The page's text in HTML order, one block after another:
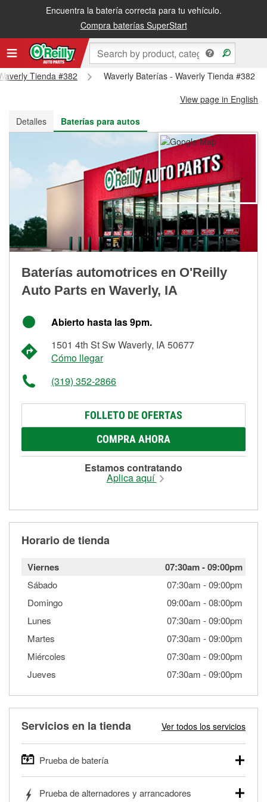
Encuentra la batería correcta para tu vehículo.
Compra baterías SuperStart
Recibe tu orden gratis al día siguiente o recógela en la tienda
Tienda #382
Waverly Baterías - Waverly Tienda #382
View page in English
Detalles
Baterías para autos
Baterías automotrices en O'Reilly
Auto Parts en Waverly, IA
Abierto hasta las 9pm.
1501 4th St Sw Waverly, IA 50677
Cómo llegar
(319) 352-2866
FOLLETO DE OFERTAS
COMPRA AHORA
Estamos contratando
Aplica aquí
Horario de tienda
Viernes 07:30am-09:00pm
Sábado 07:30am -09:00pm
Domingo
09:00am -08:00pm
Lunes
07:30am -09:00pm
Martes
07:30am -09:00pm
Miércoles
07:30am -09:00pm
Jueves
07:30am -09:00pm
Servicios en la tienda Ver todos los servicios
Prueba de batería
autos, camionetas, SUVs, vehículos comerciales y
Prueba de alternadores y arrancadores